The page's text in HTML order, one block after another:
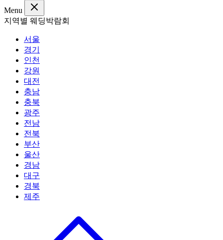
Menu
지역별 웨딩박람회
서울
경기
인천
강원
대전
충남
충북
광주
전남
전북
부산
울산
경남
대구
경북
제주